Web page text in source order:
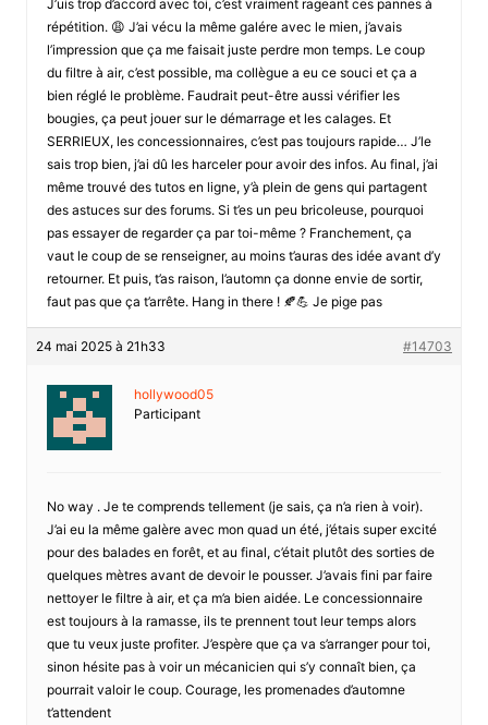
J’uis trop d’accord avec toi, c’est vraiment rageant ces pannes à
répétition. 😩 J’ai vécu la même galére avec le mien, j’avais
l’impression que ça me faisait juste perdre mon temps. Le coup
du filtre à air, c’est possible, ma collègue a eu ce souci et ça a
bien réglé le problème. Faudrait peut-être aussi vérifier les
bougies, ça peut jouer sur le démarrage et les calages. Et
SERRIEUX, les concessionnaires, c’est pas toujours rapide… J’le
sais trop bien, j’ai dû les harceler pour avoir des infos. Au final, j’ai
même trouvé des tutos en ligne, y’à plein de gens qui partagent
des astuces sur des forums. Si t’es un peu bricoleuse, pourquoi
pas essayer de regarder ça par toi-même ? Franchement, ça
vaut le coup de se renseigner, au moins t’auras des idée avant d’y
retourner. Et puis, t’as raison, l’automn ça donne envie de sortir,
faut pas que ça t’arrête. Hang in there ! 🍂💪 Je pige pas
24 mai 2025 à 21h33 #14703
hollywood05
Participant
No way . Je te comprends tellement (je sais, ça n’a rien à voir).
J’ai eu la même galère avec mon quad un été, j’étais super excité
pour des balades en forêt, et au final, c’était plutôt des sorties de
quelques mètres avant de devoir le pousser. J’avais fini par faire
nettoyer le filtre à air, et ça m’a bien aidée. Le concessionnaire
est toujours à la ramasse, ils te prennent tout leur temps alors
que tu veux juste profiter. J’espère que ça va s’arranger pour toi,
sinon hésite pas à voir un mécanicien qui s’y connaît bien, ça
pourrait valoir le coup. Courage, les promenades d’automne
t’attendent